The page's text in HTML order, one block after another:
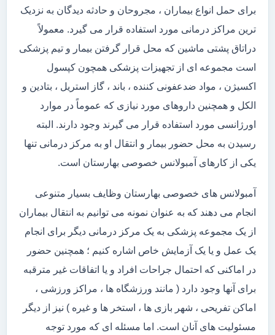
برای حمل انواع بیماران ، مجروحان و حادثه دیدگان به نزدیک
ترین مراکز درمانی مورد استفاده قرار می گیرد. معمولاً
دراتاق پشتی ماشین که محل قرار گرفتن بیمار و تیم پزشکی
است مجموعه ای از تجهیزات پزشکی همچون کپسول
اکسیژن ، مواد ضدعفونی کننده ، باند ، گاز استریل ، بتادین و
الکل و همچنین داروهای مورد نیازی که عموماً در موارد
اورژانسی مورد استفاده قرار می گیرند وجود دارند. البته
رسیدن به محل حضور بیمار و انتقال او به مرکز درمانی تنها
یکی از کارهای آمبولانس خصوصی بهارستان است.
آمبولانس های خصوصی بهارستان وظایف بسیار متنوعی
انجام می دهند که به عنوان نمونه می توانیم به انتقال بیماران
از یک مجموعه پزشکی به یک مرکز درمانی دیگر برای انجام
یک عمل و یا یک آزمایش خاص اشاره کنیم ؛ همچنین حضور
در اماکنی که احتمال جراحات افراد و یا اتفاقات غیر مترقبه
برای آنها وجود دارد ( مانند ورزشگاه ها ، مراکز ورزشی ،
اماکن تفریحی ، شهر بازی ها ، استخر ها و غیره ) نیز از دیگر
مسئولیت های آنان است. اما مسئله ای که مورد توجه